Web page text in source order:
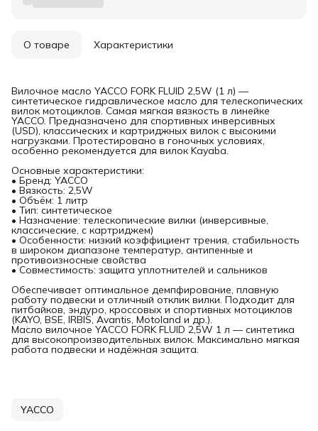
О товаре Характеристики
Вилочное масло YACCO FORK FLUID 2,5W (1 л) —
синтетическое гидравлическое масло для телескопических
вилок мотоциклов. Самая мягкая вязкость в линейке
YACCO. Предназначено для спортивных инверсивных
(USD), классических и картриджных вилок с высокими
нагрузками. Протестировано в гоночных условиях,
особенно рекомендуется для вилок Kayaba.
Основные характеристики:
• Бренд: YACCO
• Вязкость: 2,5W
• Объём: 1 литр
• Тип: синтетическое
• Назначение: телескопические вилки (инверсивные,
классические, с картриджем)
• Особенности: низкий коэффициент трения, стабильность
в широком диапазоне температур, антипенные и
противоизносные свойства
• Совместимость: защита уплотнителей и сальников
Обеспечивает оптимальное демпфирование, плавную
работу подвески и отличный отклик вилки. Подходит для
питбайков, эндуро, кроссовых и спортивных мотоциклов
(KAYO, BSE, IRBIS, Avantis, Motoland и др.).
Масло вилочное YACCO FORK FLUID 2,5W 1 л — синтетика
для высокопроизводительных вилок. Максимально мягкая
работа подвески и надёжная защита.
YACCO